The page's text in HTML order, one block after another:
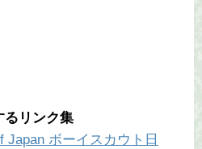
るリンク集
Japan ボーイスカウト日